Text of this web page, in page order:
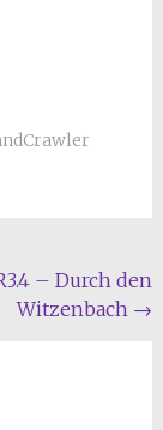
– Durch den
Witzenbach →